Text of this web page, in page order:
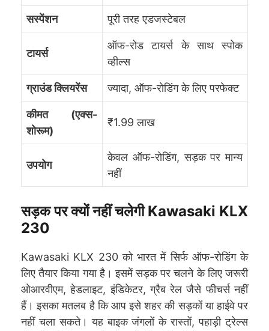
सस्पेंशन पूरी तरह एडजस्टेबल
टायर्स
ऑफ-रोड टायर्स के साथ स्पोक
व्हील्स
ग्राउंड क्लियरेंस ज्यादा, ऑफ-रोडिंग के लिए परफेक्ट
कीमत (एक्स-
शोरूम)
₹1.99 लाख
उपयोग
केवल ऑफ-रोडिंग, सड़क पर मान्य
नहीं
सड़क पर क्यों नहीं चलेगी Kawasaki KLX
230
Kawasaki KLX 230 को भारत में सिर्फ ऑफ-रोडिंग के
लिए तैयार किया गया है। इसमें सड़क पर चलने के लिए जरूरी
ओआरवीएम, हेडलाइट, इंडिकेटर, ग्रैब रेल जैसे फीचर्स नहीं
हैं। इसका मतलब है कि आप इसे शहर की सड़कों या हाईवे पर
नहीं चला सकते। यह बाइक जंगलों के रास्तों, पहाड़ी ट्रेल्स